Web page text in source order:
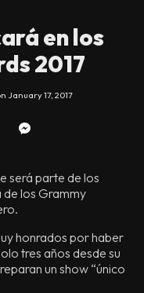
en los
2017
January 17, 2017
será parte de los
de los Grammy
honrados por haber
tres años desde su
un show “único